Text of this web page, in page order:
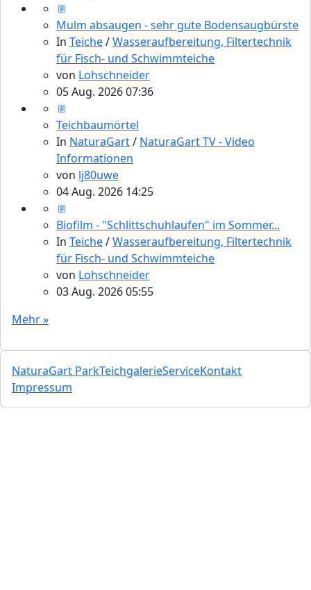
Mulm absaugen - sehr gute Bodensaugbürste
In Teiche/Wasseraufbereitung, Filtertechnik
für Fisch- und Schwimmteiche
von Lohschneider
05 Aug. 2026 07:36
Teichbaumörtel
In NaturaGart/ NaturaGart TV - Video
Informationen
von lj80uwe
04 Aug. 2026 14:25
Biofilm - "Schlittschuhlaufen" im Sommer...
In Teiche/Wasseraufbereitung, Filtertechnik
für Fisch- und Schwimmteiche
von Lohschneider
03 Aug. 2026 05:55
Mehr »
NaturaGart ParkTeichgalerieServiceKontakt
Impressum